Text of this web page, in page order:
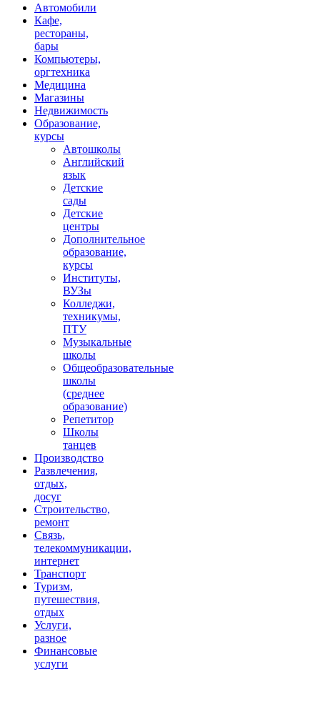
Автомобили
Кафе,
рестораны,
бары
Компьютеры,
оргтехника
Медицина
Магазины
Недвижимость
Образование,
курсы
Автошколы
Английский
язык
Детские
сады
Детские
центры
Дополнительное
образование,
курсы
Институты,
ВУЗы
Колледжи,
техникумы,
ПТУ
Музыкальные
школы
Общеобразовательные
школы
(среднее
образование)
Репетитор
Школы
танцев
Производство
Развлечения,
отдых,
досуг
Строительство,
ремонт
Связь,
телекоммуникации,
интернет
Транспорт
Туризм,
путешествия,
отдых
Услуги,
разное
Финансовые
услуги